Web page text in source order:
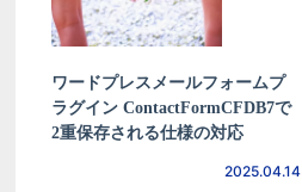
ワードプレスメールフォームプ
ラグイン ContactFormCFDB7で
2重保存される仕様の対応
2025.04.14